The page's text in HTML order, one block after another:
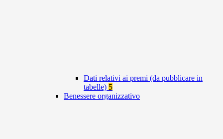
Dati relativi ai premi (da pubblicare in
tabelle) 5
Benessere organizzativo